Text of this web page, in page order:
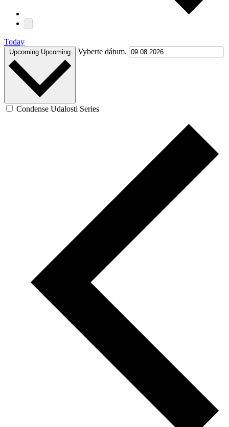
Today
Upcoming Upcoming Vyberte dátum.
Condense Udalosti Series